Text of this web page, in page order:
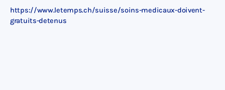
https://www.letemps.ch/suisse/soins-medicaux-doivent-
gratuits-detenus